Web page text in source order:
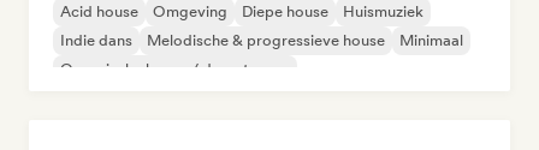
Acid house Omgeving Diepe house
Huismuziek
Indie dans
Melodische & progressieve house
Minimaal
Organische house / downtempo